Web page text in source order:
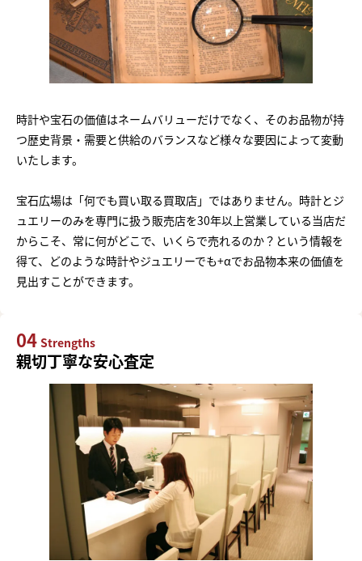
時計や宝石の価値はネームバリューだけでなく、そのお品物が持
つ歴史背景・需要と供給のバランスなど様々な要因によって変動
いたします。
宝石広場は「何でも買い取る買取店」ではありません。時計とジ
ュエリーのみを専門に扱う販売店を30年以上営業している当店だ
からこそ、常に何がどこで、いくらで売れるのか？という情報を
得て、どのような時計やジュエリーでも+αでお品物本来の価値を
見出すことができます。
04 Strengths
親切丁寧な安心査定